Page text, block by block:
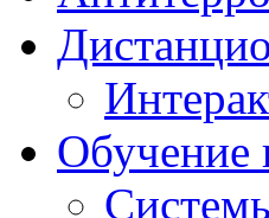
Обучение